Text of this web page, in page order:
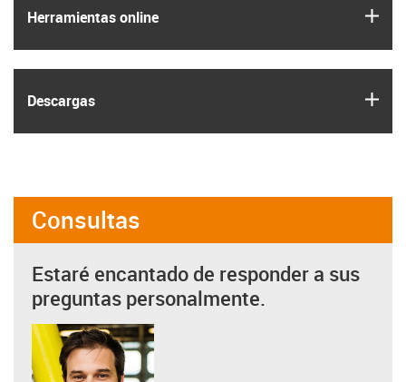
Herramientas online
Descargas
Consultas
Estaré encantado de responder a sus
preguntas personalmente.